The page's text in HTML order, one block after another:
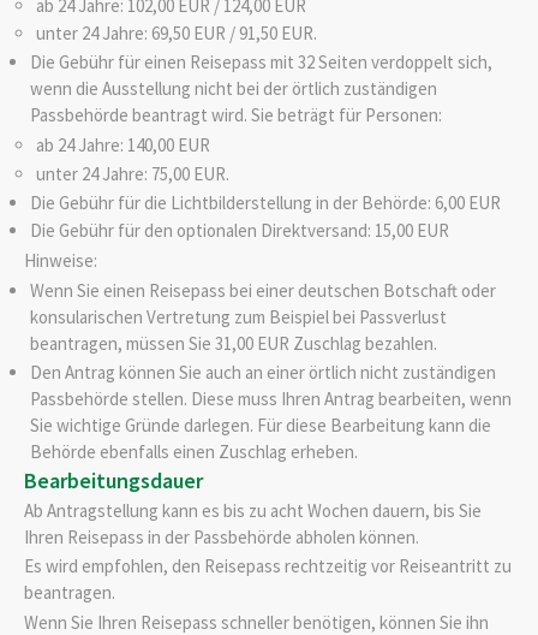
ab 24 Jahre: 102,00 EUR / 124,00 EUR
unter 24 Jahre: 69,50 EUR / 91,50 EUR.
Die Gebühr für einen Reisepass mit 32 Seiten verdoppelt sich,
wenn die Ausstellung nicht bei der örtlich zuständigen
Passbehörde beantragt wird. Sie beträgt für Personen:
ab 24 Jahre: 140,00 EUR
unter 24 Jahre: 75,00 EUR.
Die Gebühr für die Lichtbilderstellung in der Behörde: 6,00 EUR
Die Gebühr für den optionalen Direktversand: 15,00 EUR
Hinweise:
Wenn Sie einen Reisepass bei einer deutschen Botschaft oder
konsularischen Vertretung zum Beispiel bei Passverlust
beantragen, müssen Sie 31,00 EUR Zuschlag bezahlen.
Den Antrag können Sie auch an einer örtlich nicht zuständigen
Passbehörde stellen. Diese muss Ihren Antrag bearbeiten, wenn
Sie wichtige Gründe darlegen. Für diese Bearbeitung kann die
Behörde ebenfalls einen Zuschlag erheben.
Bearbeitungsdauer
Ab Antragstellung kann es bis zu acht Wochen dauern, bis Sie
Ihren Reisepass in der Passbehörde abholen können.
Es wird empfohlen, den Reisepass rechtzeitig vor Reiseantritt zu
beantragen.
Wenn Sie Ihren Reisepass schneller benötigen, können Sie ihn